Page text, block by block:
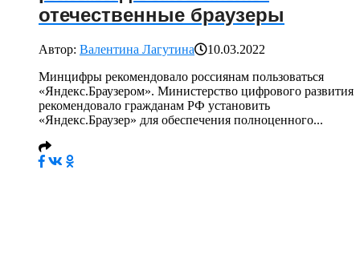
отечественные браузеры
Автор: Валентина Лагутина
10.03.2022
Минцифры рекомендовало россиянам пользоваться
«Яндекс.Браузером». Министерство цифрового развития
рекомендовало гражданам РФ установить
«Яндекс.Браузер» для обеспечения полноценного...